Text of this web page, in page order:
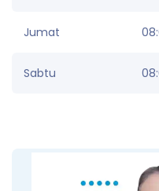
Jumat
Sabtu